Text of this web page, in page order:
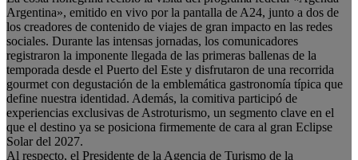
Argentina», emitido en vivo por la pantalla de A24, junto a dos de
los creadores de contenido de viajes de gran impacto en las redes
sociales. Durante las intensas jornadas, los comunicadores
registraron la imponente llegada de las primeras ballenas de la
temporada desde el Puerto del Este y disfrutaron de una recorrida
gourmet con degustación de la emblemática gastronomía típica que
define nuestra identidad. Además, la comitiva participó de
experiencias exclusivas de Astroturismo, un segmento clave en el
que el destino ya se posiciona firmemente de cara al gran Eclipse
Solar del 2027.
Al respecto, el Presidente de la Agencia de Turismo de la